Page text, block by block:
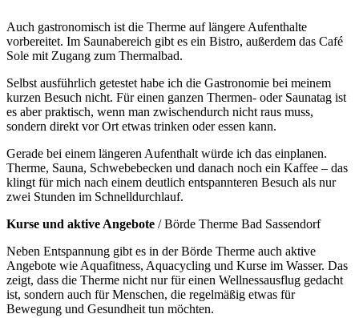
Auch gastronomisch ist die Therme auf längere Aufenthalte
vorbereitet. Im Saunabereich gibt es ein Bistro, außerdem das Café
Sole mit Zugang zum Thermalbad.
Selbst ausführlich getestet habe ich die Gastronomie bei meinem
kurzen Besuch nicht. Für einen ganzen Thermen- oder Saunatag ist
es aber praktisch, wenn man zwischendurch nicht raus muss,
sondern direkt vor Ort etwas trinken oder essen kann.
Gerade bei einem längeren Aufenthalt würde ich das einplanen.
Therme, Sauna, Schwebebecken und danach noch ein Kaffee – das
klingt für mich nach einem deutlich entspannteren Besuch als nur
zwei Stunden im Schnelldurchlauf.
Kurse und aktive Angebote / Börde Therme Bad Sassendorf
Neben Entspannung gibt es in der Börde Therme auch aktive
Angebote wie Aquafitness, Aquacycling und Kurse im Wasser. Das
zeigt, dass die Therme nicht nur für einen Wellnessausflug gedacht
ist, sondern auch für Menschen, die regelmäßig etwas für
Bewegung und Gesundheit tun möchten.